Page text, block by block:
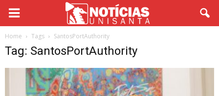
Home Tags SantosPortAuthority
Tag: SantosPortAuthority